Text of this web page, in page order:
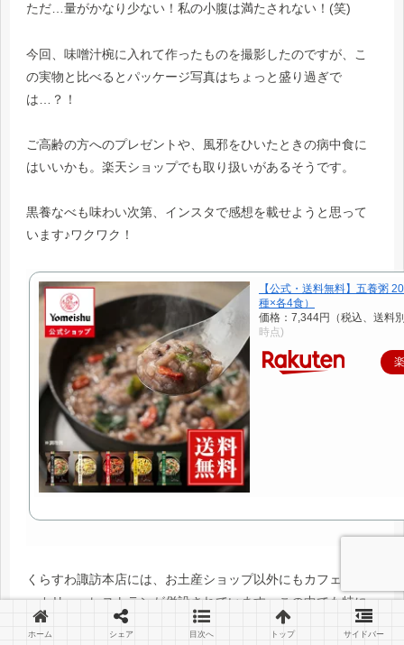
ただ…量がかなり少ない！私の小腹は満たされない！(笑)
今回、味噌汁椀に入れて作ったものを撮影したのですが、こ
の実物と比べるとパッケージ写真はちょっと盛り過ぎで
は…？！
ご高齢の方へのプレゼントや、風邪をひいたときの病中食に
はいいかも。楽天ショップでも取り扱いがあるそうです。
黒養なべも味わい次第、インスタで感想を載せようと思って
います♪ワクワク！
【公式・送料無料】五養粥
種×各4食）
価格：7,344円（税込、送料
時点)
くらすわ諏訪本店には、お土産ショップ以外にもカフェ・ベ
ーカリー・レストランが併設されています。この中でも特に
美味しいと話題になるのが、ベーカリー提供の人気No1、クリ
ホーム シェア 目次へ トップ サイドバー